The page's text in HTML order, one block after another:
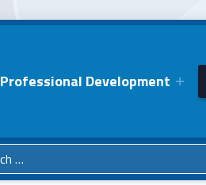
Professional Development